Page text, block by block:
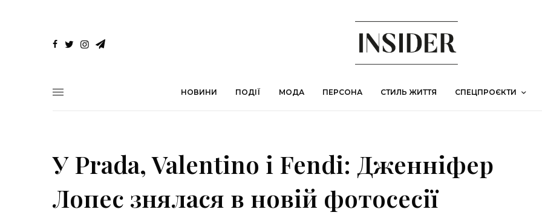
НОВИНИ ПОДІЇ МОДА ПЕРСОНА СТИЛЬ ЖИТТЯ СПЕЦПРОЄКТИ
У Prada, Valentino і Fendi: Дженніфер
Лопес знялася в новій фотосесії